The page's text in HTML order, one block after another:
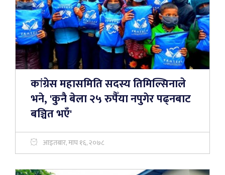
कांग्रेस महासमिति सदस्य तिमिल्सिनाले
भने, 'कुनै बेला २५ रुपैँया नपुगेर पढ्नबाट
बञ्चित भएँ'
आइतबार, माघ १६, २०७८